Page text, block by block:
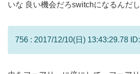
いな 良い機会だろswitchになるんだし
756 : 2017/12/10(日) 13:43:29.78